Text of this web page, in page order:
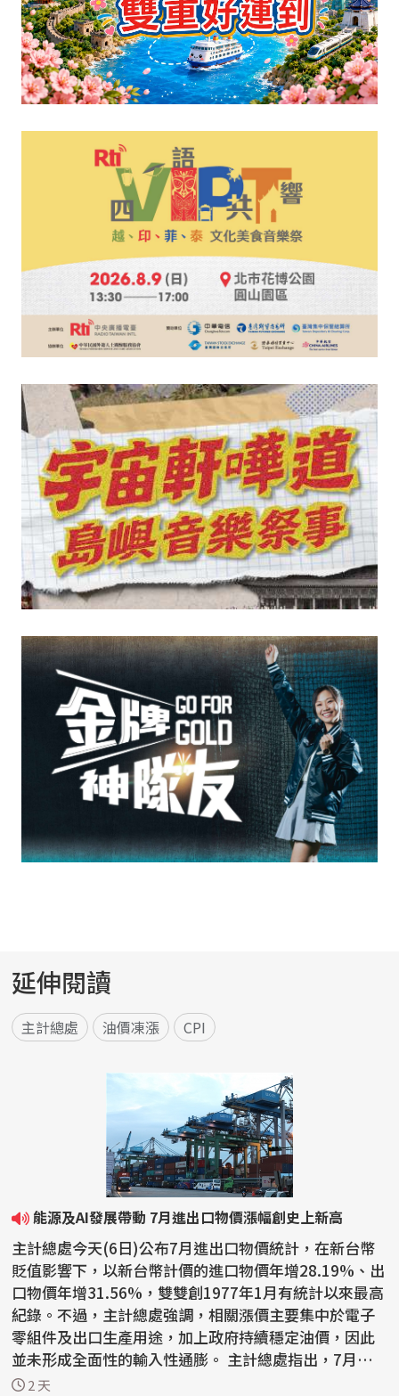
延伸閱讀
主計總處 油價凍漲 CPI
能源及AI發展帶動 7月進出口物價漲幅創史上新高
主計總處今天(6日)公布7月進出口物價統計，在新台幣
貶值影響下，以新台幣計價的進口物價年增28.19%、出
口物價年增31.56%，雙雙創1977年1月有統計以來最高
紀錄。不過，主計總處強調，相關漲價主要集中於電子
零組件及出口生產用途，加上政府持續穩定油價，因此
並未形成全面性的輸入性通膨。 主計總處指出，7月生
產者...
2 天